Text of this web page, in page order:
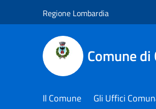
Regione Lombardia
Comune
Il Comune Gli Uffici